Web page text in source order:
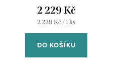
2 229 Kč
Měrná
2 229 Kč / 1 ks
DO KOŠÍKU